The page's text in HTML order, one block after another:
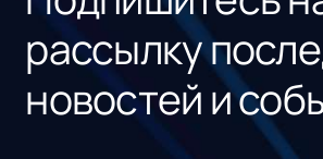
рассылку
новостей и